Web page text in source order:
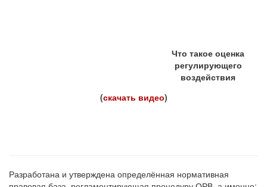
Что такое оценка
регулирующего
воздействия
(скачать видео)
Разработана и утверждена определённая нормативная